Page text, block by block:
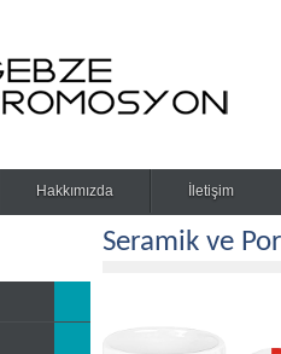
Hakkımızda İletişim
Seramik ve